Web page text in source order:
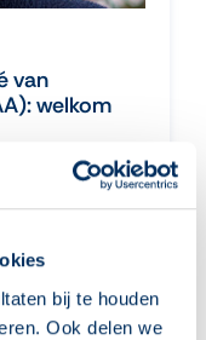
bij te houden
Ook delen we
van
welkom
wat hij